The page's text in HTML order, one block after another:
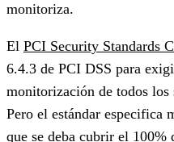
monitoriza.
El PCI Security Standards
6.4.3 de PCI DSS para
monitorización de todos los
Pero el estándar especifica
que se deba cubrir el 100%